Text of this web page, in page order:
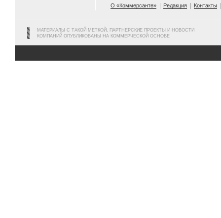
О «Коммерсанте»
Редакция Контакты
МАТЕРИАЛЫ С ТАКОЙ МЕТКОЙ, ПАРТНЕРСКИЕ ПРОЕКТЫ И НОВОСТИ
КОМПАНИЙ ОПУБЛИКОВАНЫ НА КОММЕРЧЕСКОЙ ОСНОВЕ